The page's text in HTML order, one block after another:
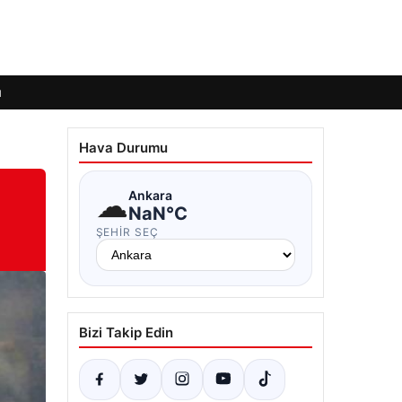
Hava Durumu
☁Ankara
NaN°C
ŞEHIR SEÇ
Bizi Takip Edin